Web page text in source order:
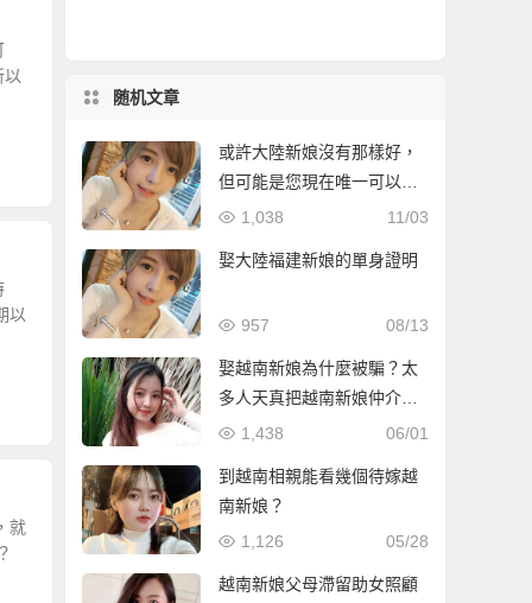
以
就
随机文章
或許大陸新娘沒有那樣好，
但可能是您現在唯一可以有
的選擇！
11/03
1,038
娶大陸福建新娘的單身證明
08/13
957
娶越南新娘為什麼被騙？太
多人天真把越南新娘仲介當
慈濟了！
06/01
1,438
到越南相親能看幾個待嫁越
南新娘？
05/28
1,126
越南新娘父母滯留助女照顧